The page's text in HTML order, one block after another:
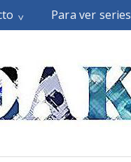
Para ver series